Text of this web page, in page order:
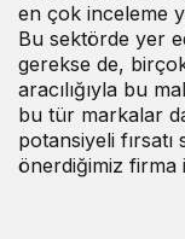
en çok inceleme
Bu sektörde yer
gerekse de,
aracılığıyla bu
bu tür markalar
potansiyeli
önerdiğimiz firma